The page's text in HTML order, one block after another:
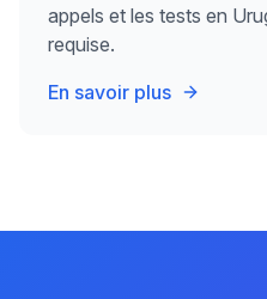
appels et les tests en
requise.
En savoir plus